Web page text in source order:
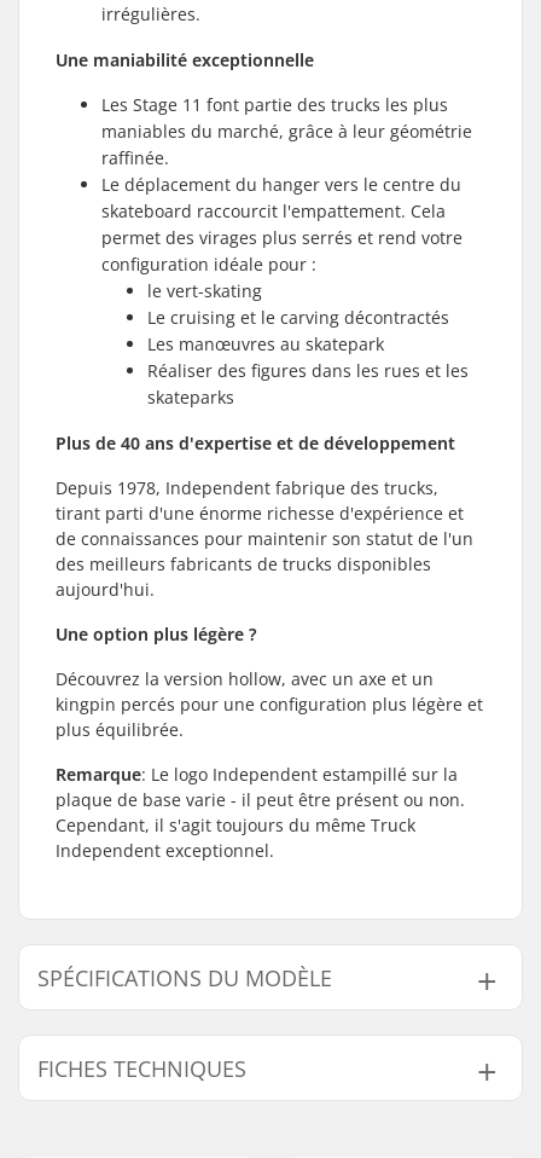
irrégulières.
Une maniabilité exceptionnelle
Les Stage 11 font partie des trucks les plus
maniables du marché, grâce à leur géométrie
raffinée.
Le déplacement du hanger vers le centre du
skateboard raccourcit l'empattement. Cela
permet des virages plus serrés et rend votre
configuration idéale pour :
le vert-skating
Le cruising et le carving décontractés
Les manœuvres au skatepark
Réaliser des figures dans les rues et les
skateparks
Plus de 40 ans d'expertise et de développement
Depuis 1978, Independent fabrique des trucks,
tirant parti d'une énorme richesse d'expérience et
de connaissances pour maintenir son statut de l'un
des meilleurs fabricants de trucks disponibles
aujourd'hui.
Une option plus légère ?
Découvrez la version hollow, avec un axe et un
kingpin percés pour une configuration plus légère et
plus équilibrée.
Remarque: Le logo Independent estampillé sur la
plaque de base varie - il peut être présent ou non.
Cependant, il s'agit toujours du même Truck
Independent exceptionnel.
SPÉCIFICATIONS DU MODÈLE
Largeur du deck
129
367g 129mm (5")
7.35 - 7.85"
FICHES TECHNIQUES